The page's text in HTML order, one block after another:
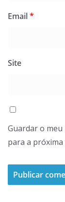
Email*
Site
Guardar o
para a próxima